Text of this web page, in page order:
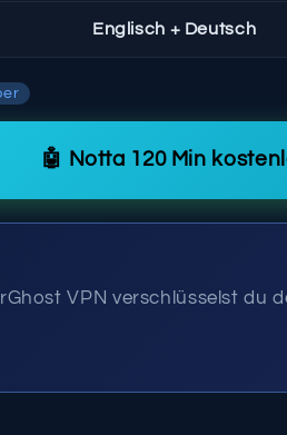
Englisch + Deutsch
🤖 Notta 120 Min
VPN verschlüsselst du